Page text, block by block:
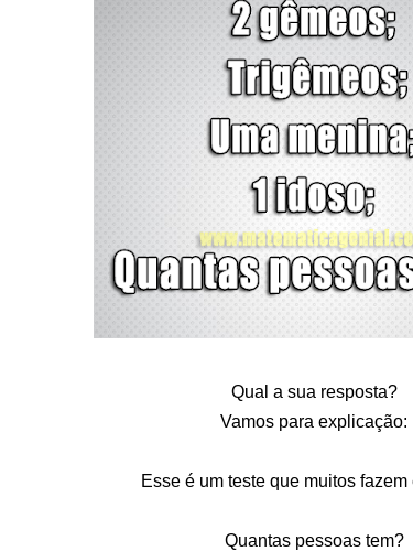
Qual a sua resposta?
Vamos para explicação:
Esse é um teste que muitos fazem
Quantas pessoas tem?